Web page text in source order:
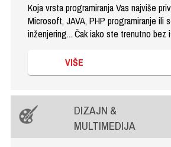
Koja vrsta programiranja Vas najviše
Microsoft, JAVA, PHP programiranje ili
inženjering... Čak iako ste trenutno bez
VIŠE
DIZAJN &
MULTIMEDIJA